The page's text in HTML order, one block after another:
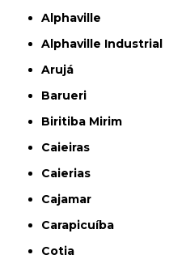
Alphaville
Alphaville Industrial
Arujá
Barueri
Biritiba Mirim
Caieiras
Caierias
Cajamar
Carapicuíba
Cotia